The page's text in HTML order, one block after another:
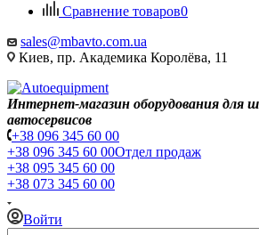
Сравнение товаров0
sales@mbavto.com.ua
Киев, пр. Академика Королёва, 11
Интернет-магазин оборудования
автосервисов
+38 096 345 60 00
+38 096 345 60 00Отдел продаж
+38 095 345 60 00
+38 073 345 60 00
Войти